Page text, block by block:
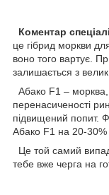
Коментар
це гібрид моркви
воно того вартує.
залишається з
Абако F1 – морква,
перенасиченості
підвищений попит.
Абако F1 на 20-30%
Це той самий
тебе вже черга на